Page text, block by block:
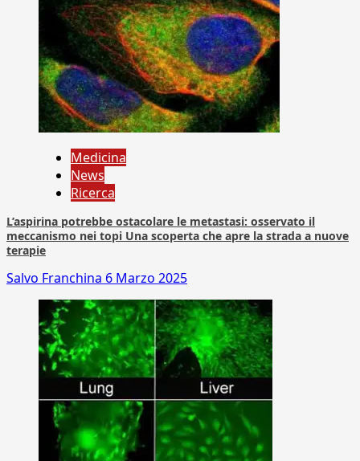
Medicina
News
Ricerca
L’aspirina potrebbe ostacolare le metastasi: osservato il
meccanismo nei topi Una scoperta che apre la strada a nuove
terapie
Salvo Franchina 6 Marzo 2025